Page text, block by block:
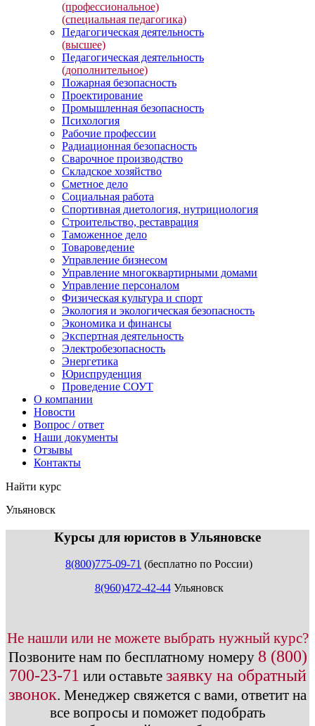
(профессиональное)
(специальная педагогика)
Педагогическая деятельность
(высшее)
Педагогическая деятельность
(дополнительное)
Пожарная безопасность
Проектирование
Промышленная безопасность
Психология
Рабочие профессии
Радиационная безопасность
Сварочное производство
Складское хозяйство
Сметное дело
Социальная работа
Спортивная диетология, нутрициология
Строительство, реставрация
Таможенное дело
Товароведение
Управление бизнесом
Управление многоквартирными домами
Управление персоналом
Физическая культура и спорт
Экология и экологическая безопасность
Экономика и финансы
Экспертная деятельность
Электробезопасность
Энергетика
Юриспруденция
Проведение СОУТ
О компании
Новости
Вопрос / ответ
Наши документы
Отзывы
Контакты
Найти курс
Ульяновск
Курсы для юристов в Ульяновске
8(800)775-09-71 (бесплатно по России)
8(960)472-42-44Ульяновск
Не нашли или не можете выбрать нужный курс?
Позвоните нам по бесплатному номеру 8 (800)
700-23-71 или оставьте заявку на обратный
звонок. Менеджер свяжется с вами, ответит на
все вопросы и поможет подобрать